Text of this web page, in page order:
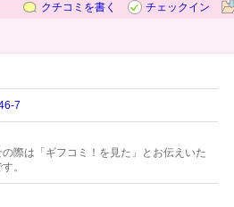
クチコミを書く
チェックイン
7
際は「ギフコミ！を見た」とお伝えいた
。